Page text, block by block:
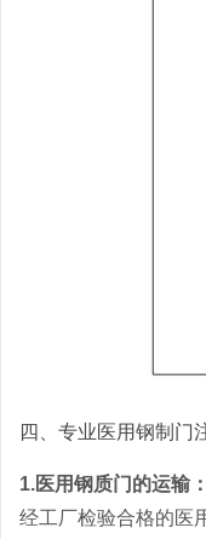
四、专业医用钢制门
1.医用钢质门的运输：
经工厂检验合格的医